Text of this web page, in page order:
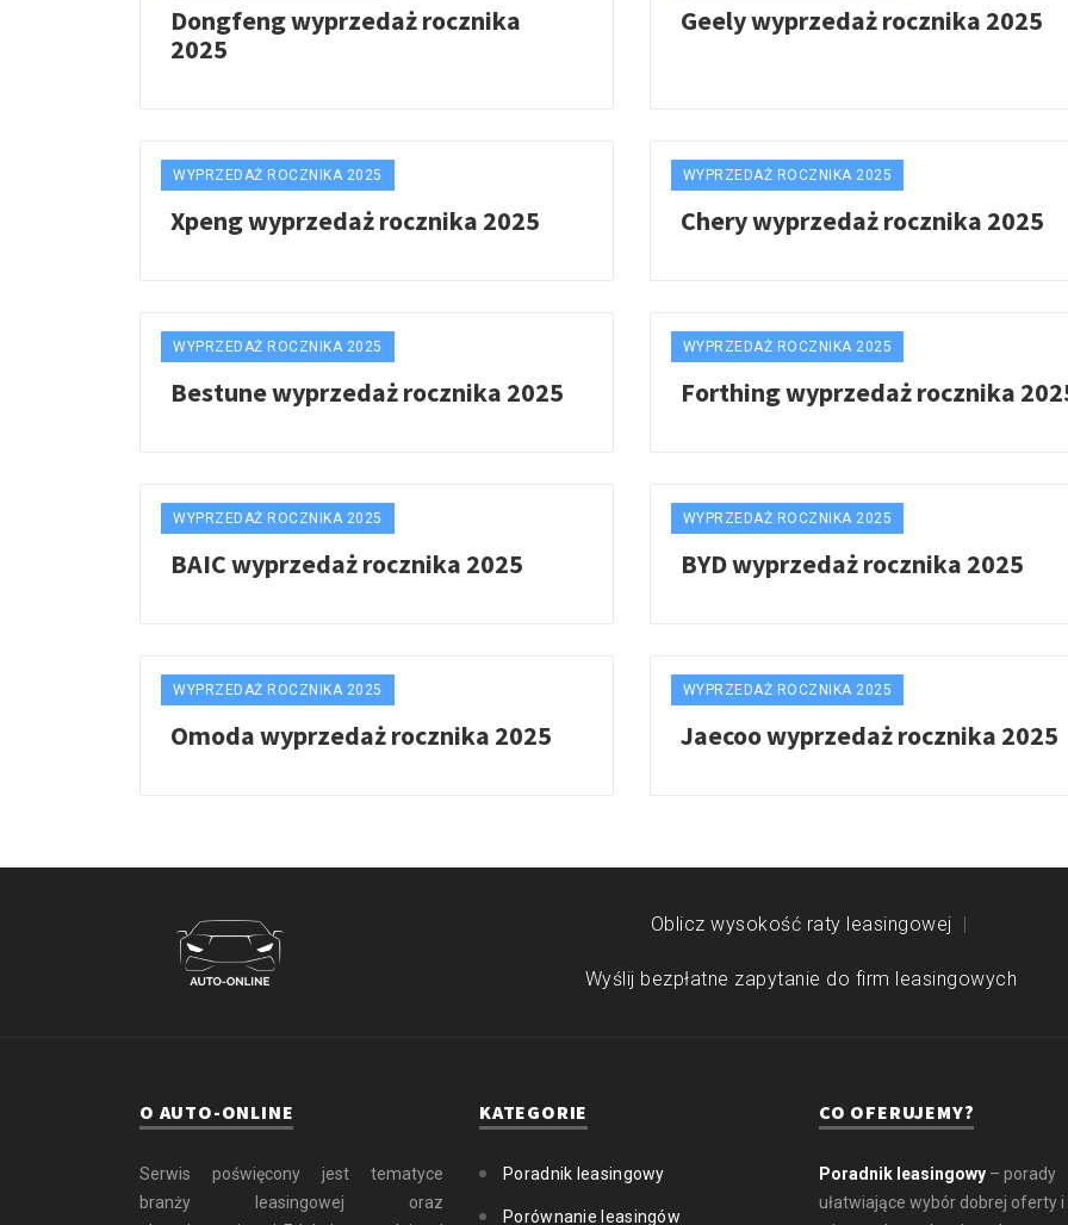
Dongfeng wyprzedaż rocznika
2025
Geely wyprzedaż rocznika 2025
WYPRZEDAŻ ROCZNIKA 2025
Xpeng wyprzedaż rocznika 2025
WYPRZEDAŻ ROCZNIKA 2025
Chery wyprzedaż rocznika 2025
WYPRZEDAŻ ROCZNIKA 2025
Bestune wyprzedaż rocznika 2025
WYPRZEDAŻ ROCZNIKA 2025
Forthing wyprzedaż rocznika
WYPRZEDAŻ ROCZNIKA 2025
BAIC wyprzedaż rocznika 2025
WYPRZEDAŻ ROCZNIKA 2025
BYD wyprzedaż rocznika 2025
WYPRZEDAŻ ROCZNIKA 2025
Omoda wyprzedaż rocznika 2025
WYPRZEDAŻ ROCZNIKA 2025
Jaecoo wyprzedaż rocznika 2025
Oblicz wysokość raty leasingowej
Wyślij bezpłatne zapytanie do firm leasingowych
O AUTO-ONLINE
Serwis poświęcony jest tematyce
branży leasingowej oraz
KATEGORIE
Poradnik leasingowy
Porównanie leasingów
CO OFERUJEMY?
Poradnik leasingowy – porady
ułatwiające wybór dobrej oferty i